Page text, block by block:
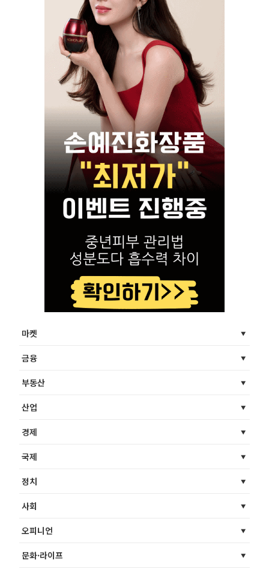
마켓
금융
부동산
산업
경제
국제
정치
사회
오피니언
문화·라이프